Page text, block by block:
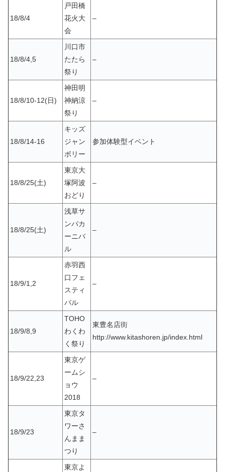
18/8/4
戸田橋
花火大
会
–
18/8/4,5
川口市
たたら
祭り
–
18/8/10-12(日)
神田明
神納涼
祭り
–
18/8/14-16
キッズ
ジャン
ボリー
参加体験型イベント
18/8/25(土)
東京大
塚阿波
おどり
–
18/8/25(土)
浅草サ
ンバカ
ーニバ
ル
–
18/9/1,2
赤羽西
口フェ
スティ
バル
–
18/9/8,9
TOHO
わくわ
く祭り
東豊名店街
http://www.kitashoren.jp/index.html
18/9/22,23
東京ゲ
ームシ
ョウ
2018
–
18/9/23
東京タ
ワーさ
んまま
つり
–
東京よ